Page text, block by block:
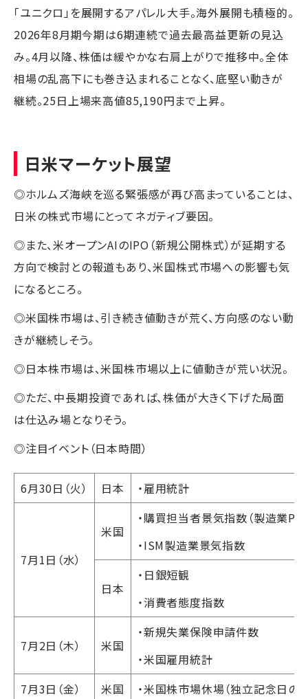
「ユニクロ」を展開するアパレル大手。海外展開も積極的。
2026年8月期今期は6期連続で過去最高益更新の見込
み。4月以降、株価は緩やかな右肩上がりで推移中。全体
相場の乱高下にも巻き込まれることなく、底堅い動きが
継続。25日上場来高値85,190円まで上昇。
日米マーケット展望
◎ホルムズ海峡を巡る緊張感が再び高まっていることは、
日米の株式市場にとってネガティブ要因。
◎また、米オープンAIのIPO（新規公開株式）が延期する
方向で検討との報道もあり、米国株式市場への影響も気
になるところ。
◎米国株市場は、引き続き値動きが荒く、方向感のない動
きが継続しそう。
◎日本株市場は、米国株市場以上に値動きが荒い状況。
◎ただ、中長期投資であれば、株価が大きく下げた局面
は仕込み場となりそう。
◎注目イベント（日本時間）
6月30日（火） 日本 ・雇用統計
7月1日（水）
米国
・購買担当者景気指数（製造業
・ISM製造業景気指数
日本
・日銀短観
・消費者態度指数
7月2日（木） 米国
・新規失業保険申請件数
・米国雇用統計
7月3日（金）
米国 ・米国株市場休場（独立記念日の